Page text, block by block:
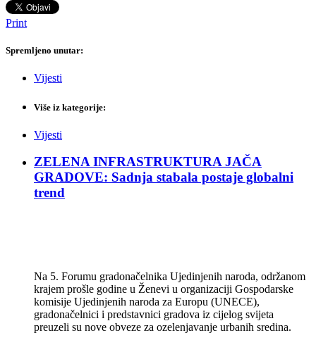
Print
Spremljeno unutar:
Vijesti
Više iz kategorije:
Vijesti
ZELENA INFRASTRUKTURA JAČA
GRADOVE: Sadnja stabala postaje globalni
trend
Na 5. Forumu gradonačelnika Ujedinjenih naroda, održanom
krajem prošle godine u Ženevi u organizaciji Gospodarske
komisije Ujedinjenih naroda za Europu (UNECE),
gradonačelnici i predstavnici gradova iz cijelog svijeta
preuzeli su nove obveze za ozelenjavanje urbanih sredina.